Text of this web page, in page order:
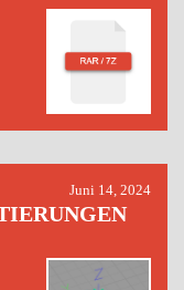
Juni 14, 2024